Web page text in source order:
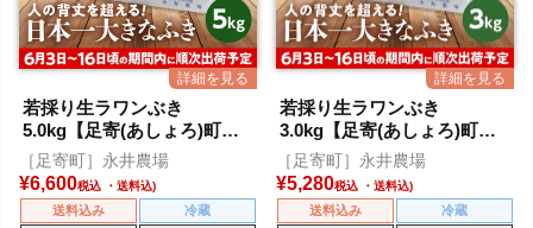
若採り生ラワンぶき
5.0kg【足寄(あしょろ)町特
産】
［足寄町］永井農場
¥6,600税込
送料込み
冷蔵
若採り生ラワンぶき
3.0kg【足寄(あしょろ)町特
産】
［足寄町］永井農場
¥5,280税込
送料込み
冷蔵